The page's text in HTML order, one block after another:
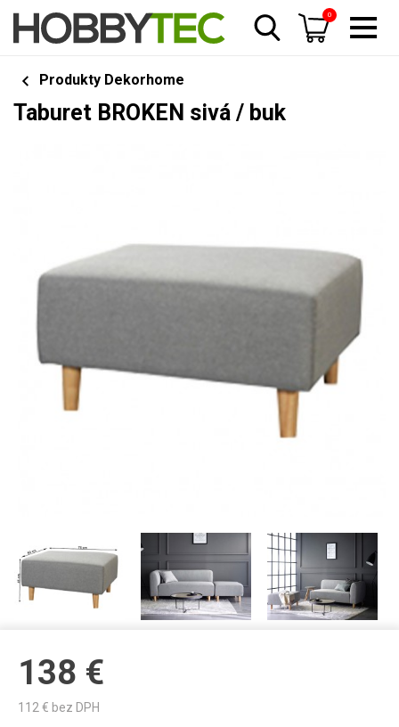
0
Produkty Dekorhome
Taburet BROKEN sivá / buk
138 €
112 € bez DPH